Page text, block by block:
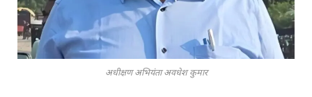
अधीक्षण अभियंता अवधेश कुमार